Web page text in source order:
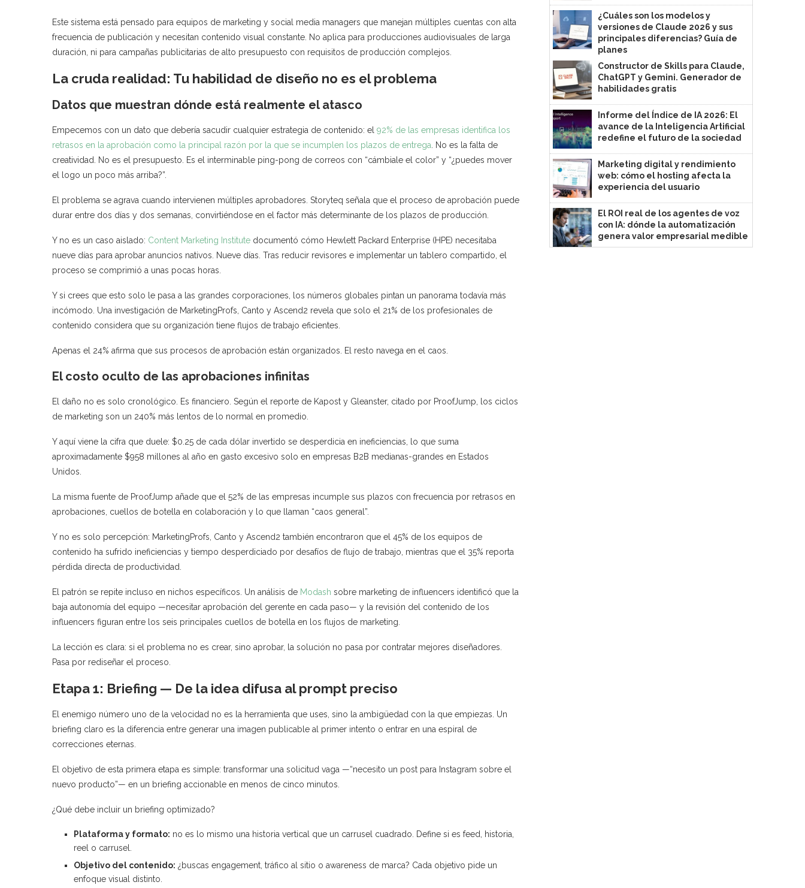
Este sistema está pensado para equipos de marketing y social media managers que manejan múltiples cuentas con alta
frecuencia de publicación y necesitan contenido visual constante. No aplica para producciones audiovisuales de larga
duración, ni para campañas publicitarias de alto presupuesto con requisitos de producción complejos.
La cruda realidad: Tu habilidad de diseño no es el problema
Datos que muestran dónde está realmente el atasco
Empecemos con un dato que debería sacudir cualquier estrategia de contenido: el 92% de las empresas identifica los
retrasos en la aprobación como la principal razón por la que se incumplen los plazos de entrega . No es la falta de
creatividad. No es el presupuesto. Es el interminable ping-pong de correos con “cámbiale el color” y “¿puedes mover
el logo un poco más arriba?”.
El problema se agrava cuando intervienen múltiples aprobadores. Storyteq señala que el proceso de aprobación puede
durar entre dos días y dos semanas, convirtiéndose en el factor más determinante de los plazos de producción.
Y no es un caso aislado: Content Marketing Institute documentó cómo Hewlett Packard Enterprise (HPE) necesitaba
nueve días para aprobar anuncios nativos. Nueve días. Tras reducir revisores e implementar un tablero compartido, el
proceso se comprimió a unas pocas horas.
Y si crees que esto solo le pasa a las grandes corporaciones, los números globales pintan un panorama todavía más
incómodo. Una investigación de MarketingProfs, Canto y Ascend2 revela que solo el 21% de los profesionales de
contenido considera que su organización tiene flujos de trabajo eficientes.
Apenas el 24% afirma que sus procesos de aprobación están organizados. El resto navega en el caos.
El costo oculto de las aprobaciones infinitas
El daño no es solo cronológico. Es financiero. Según el reporte de Kapost y Gleanster, citado por ProofJump, los ciclos
de marketing son un 240% más lentos de lo normal en promedio.
Y aquí viene la cifra que duele: $0.25 de cada dólar invertido se desperdicia en ineficiencias, lo que suma
aproximadamente $958 millones al año en gasto excesivo solo en empresas B2B medianas-grandes en Estados
Unidos.
La misma fuente de ProofJump añade que el 52% de las empresas incumple sus plazos con frecuencia por retrasos en
aprobaciones, cuellos de botella en colaboración y lo que llaman “caos general”.
Y no es solo percepción: MarketingProfs, Canto y Ascend2 también encontraron que el 45% de los equipos de
contenido ha sufrido ineficiencias y tiempo desperdiciado por desafíos de flujo de trabajo, mientras que el 35% reporta
pérdida directa de productividad.
El patrón se repite incluso en nichos específicos. Un análisis de Modash sobre marketing de influencers identificó que la
baja autonomía del equipo —necesitar aprobación del gerente en cada paso— y la revisión del contenido de los
influencers figuran entre los seis principales cuellos de botella en los flujos de marketing.
La lección es clara: si el problema no es crear, sino aprobar, la solución no pasa por contratar mejores diseñadores.
Pasa por rediseñar el proceso.
Etapa 1: Briefing — De la idea difusa al prompt preciso
El enemigo número uno de la velocidad no es la herramienta que uses, sino la ambigüedad con la que empiezas. Un
briefing claro es la diferencia entre generar una imagen publicable al primer intento o entrar en una espiral de
correcciones eternas.
El objetivo de esta primera etapa es simple: transformar una solicitud vaga —“necesito un post para Instagram sobre el
nuevo producto”— en un briefing accionable en menos de cinco minutos.
¿Qué debe incluir un briefing optimizado?
Plataforma y formato: no es lo mismo una historia vertical que un carrusel cuadrado. Define si es feed, historia,
reel o carrusel.
Objetivo del contenido: ¿buscas engagement, tráfico al sitio o awareness de marca? Cada objetivo pide un
enfoque visual distinto.
¿Cuáles son los modelos y
versiones de Claude 2026 y sus
principales diferencias? Guía de
planes
Constructor de Skills para Claude,
ChatGPT y Gemini. Generador de
habilidades gratis
Informe del Índice de IA 2026: El
avance de la Inteligencia Artificial
redefine el futuro de la sociedad
Marketing digital y rendimiento
web: cómo el hosting afecta la
experiencia del usuario
El ROI real de los agentes de voz
con IA: dónde la automatización
genera valor empresarial medible